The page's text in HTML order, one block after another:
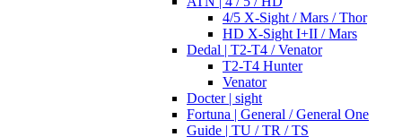
4/5 X-Sight / Mars / Thor
HD X-Sight I+II / Mars
Dedal | T2-T4 / Venator
T2-T4 Hunter
Venator
Docter | sight
Fortuna | General / General One
Guide | TU / TR / TS